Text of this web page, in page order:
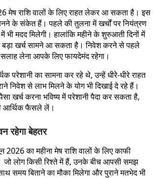
मेष राशि वालों के लिए राहत लेकर आ सकता है। इस
के संकेत हैं। पहले की तुलना में खर्चों पर नियंत्रण
मदद मिलेगी। हालांकि महीने के शुरुआती दिनों में
बड़ा खर्च सामने आ सकता है। निवेश करने से पहले
लेना आपके लिए फायदेमंद रहेगा।
परेशानी का सामना कर रहे थे, उन्हें धीरे-धीरे राहत
निवेश से लाभ मिलने के योग भी दिखाई दे रहे हैं।
खर्च करना भविष्य में परेशानी पैदा कर सकता है,
आर्थिक फैसले लें।
रहेगा बेहतर
का महीना मेष राशि वालों के लिए काफी
जो लोग किसी रिश्ते में हैं, उनके बीच आपसी समझ
समय बिताने का मौका मिलेगा और पुराने मतभेद भी